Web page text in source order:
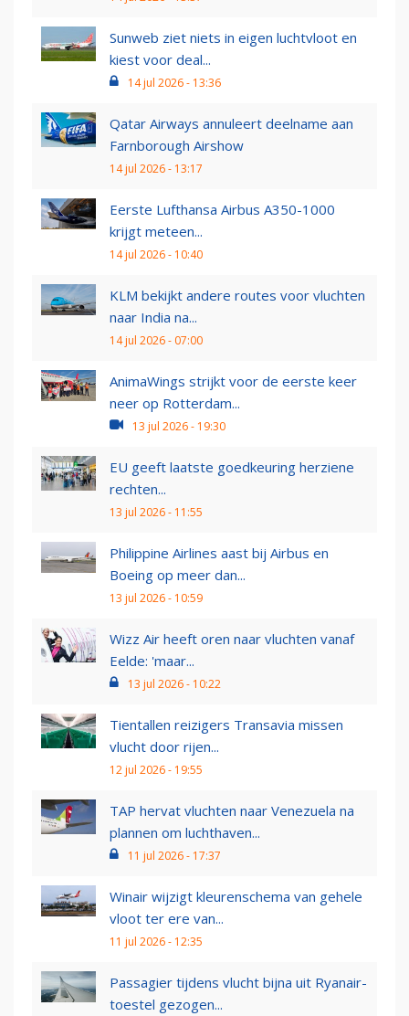
Sunweb ziet niets in eigen luchtvloot en
kiest voor deal...
14 jul 2026 - 13:36
Qatar Airways annuleert deelname aan
Farnborough Airshow
14 jul 2026 - 13:17
Eerste Lufthansa Airbus A350-1000
krijgt meteen...
14 jul 2026 - 10:40
KLM bekijkt andere routes voor vluchten
naar India na...
14 jul 2026 - 07:00
AnimaWings strijkt voor de eerste keer
neer op Rotterdam...
13 jul 2026 - 19:30
EU geeft laatste goedkeuring herziene
rechten...
13 jul 2026 - 11:55
Philippine Airlines aast bij Airbus en
Boeing op meer dan...
13 jul 2026 - 10:59
Wizz Air heeft oren naar vluchten vanaf
Eelde: 'maar...
13 jul 2026 - 10:22
Tientallen reizigers Transavia missen
vlucht door rijen...
12 jul 2026 - 19:55
TAP hervat vluchten naar Venezuela na
plannen om luchthaven...
11 jul 2026 - 17:37
Winair wijzigt kleurenschema van gehele
vloot ter ere van...
11 jul 2026 - 12:35
Passagier tijdens vlucht bijna uit Ryanair-
toestel gezogen...